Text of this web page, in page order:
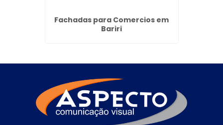
Fachadas para Comercios em
Bariri